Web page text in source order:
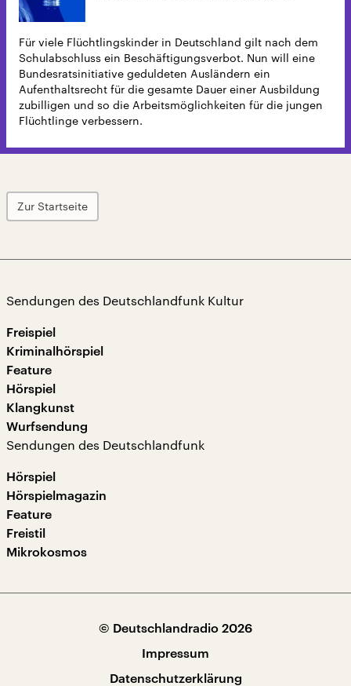
Für viele Flüchtlingskinder in Deutschland gilt nach dem
Schulabschluss ein Beschäftigungsverbot. Nun will eine
Bundesratsinitiative geduldeten Ausländern ein
Aufenthaltsrecht für die gesamte Dauer einer Ausbildung
zubilligen und so die Arbeitsmöglichkeiten für die jungen
Flüchtlinge verbessern.
Zur Startseite
Sendungen des Deutschlandfunk Kultur
Freispiel
Kriminalhörspiel
Feature
Hörspiel
Klangkunst
Wurfsendung
Sendungen des Deutschlandfunk
Hörspiel
Hörspielmagazin
Feature
Freistil
Mikrokosmos
© Deutschlandradio 2026
Impressum
Datenschutzerklärung